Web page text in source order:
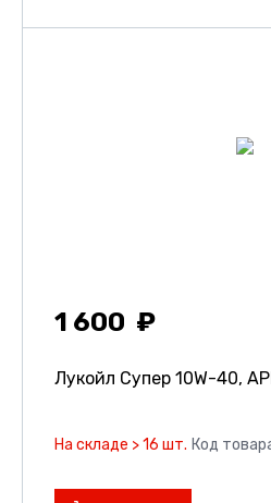
1 600
Лукойл Супер 10W-40,
На складе > 16 шт. Код